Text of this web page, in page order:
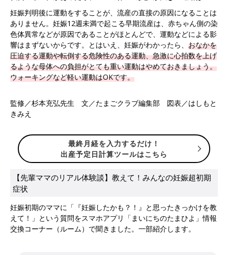
妊娠判明後に運動をすることが、流産の直接の原因になることは
ありません。妊娠12週未満で起こる早期流産は、赤ちゃん側の染
色体異常などが原因であることがほとんどで、運動などによる影
響はまずないからです。とはいえ、妊娠がわかったら、 おなかを
圧迫する運動や転倒する危険性のある運動、急激に心拍数を上げ
るような母体への負担がとても重い運動はやめておきましょう。
ウォーキングなど軽い運動はOKです。
監修／杉本充弘先生 文／たまごクラブ編集部 図表／はしもと
きみえ
最終月経を入力するだけ！
出産予定日計算ツールはこちら
【先輩ママのリアル体験談】教えて！みんなの妊娠超初期
症状
妊娠初期のママに「『妊娠したかも？！』と思ったきっかけを教
えて！」という質問をスマホアプリ「まいにちのたまひよ」情報
交換コーナー（ルーム）で聞きました。一部紹介します。